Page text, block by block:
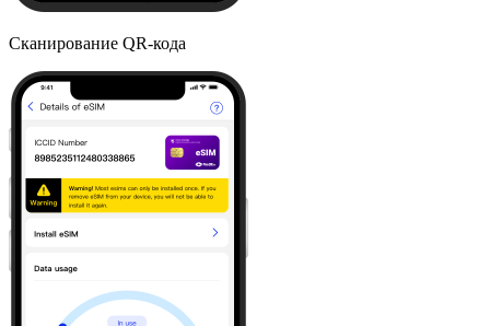
Сканирование QR-кода